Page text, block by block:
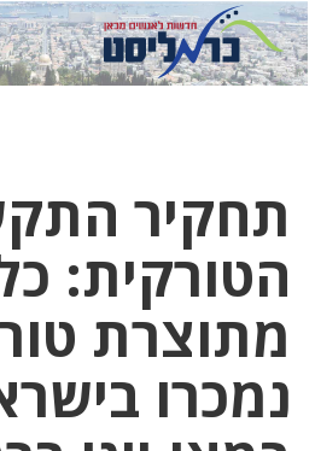
תחקיר
הטורקית:
מתוצרת
נמכרו